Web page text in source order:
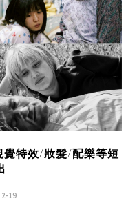
覺特效/妝髮/配樂等短
19